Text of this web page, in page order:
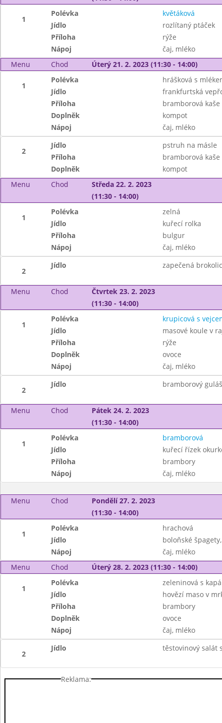
1
Polévka
květáková
Jídlo
rozlítaný ptáček
Příloha
rýže
Nápoj
čaj, mléko
Menu
Chod Úterý 21. 2. 2023 (11:30 - 14:00)
1
Polévka
hrášková s
Jídlo
frankfurtská
Příloha
bramborová kaše
Doplněk
kompot
Nápoj
čaj, mléko
2
Jídlo
pstruh na másle
Příloha
bramborová kaše
Doplněk
kompot
Menu
Chod
Středa 22. 2. 2023
(11:30 - 14:00)
1
Polévka
zelná
Jídlo
kuřecí rolka
Příloha
bulgur
Nápoj
čaj, mléko
2
Jídlo zapečená
Menu Chod
Čtvrtek 23. 2. 2023
(11:30 - 14:00)
1
Polévka
krupicová s
Jídlo
masové koule v
Příloha
rýže
Doplněk
ovoce
Nápoj
čaj, mléko
2
Jídlo bramborový
Menu Chod
Pátek 24. 2. 2023
(11:30 - 14:00)
1
Polévka
bramborová
Jídlo
kuřecí řízek
Příloha
brambory
Nápoj
čaj, mléko
Menu Chod
Pondělí 27. 2. 2023
(11:30 - 14:00)
1
Polévka
hrachová
Jídlo
boloňské
Nápoj
čaj, mléko
Menu
Chod Úterý 28. 2. 2023 (11:30 - 14:00)
1
Polévka
zeleninová s
Jídlo
hovězí maso v
Příloha
brambory
Doplněk
ovoce
Nápoj
čaj, mléko
2
Jídlo těstovinový salát
Reklama: